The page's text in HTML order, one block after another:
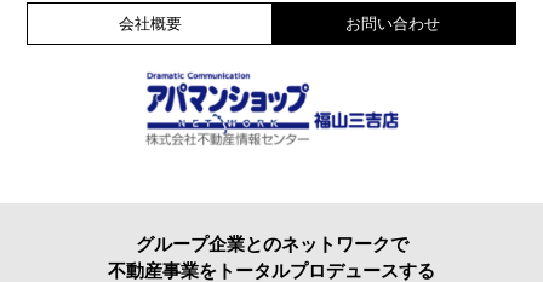
会社概要 お問い合わせ
グループ企業とのネットワークで
不動産事業をトータルプロデュースする